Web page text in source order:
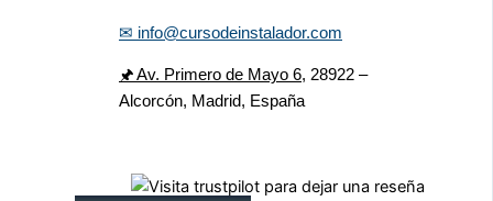
✉ info@cursodeinstalador.com
🖈 Av. Primero de Mayo 6, 28922 –
Alcorcón, Madrid, España